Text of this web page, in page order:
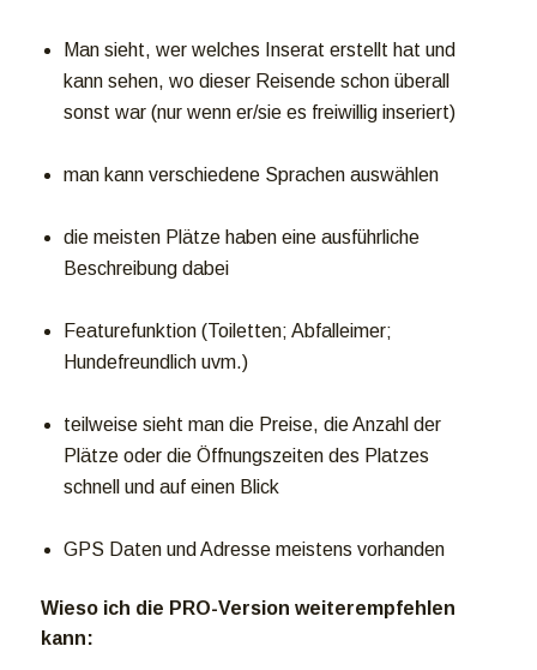
Man sieht, wer welches Inserat erstellt hat und
kann sehen, wo dieser Reisende schon überall
sonst war (nur wenn er/sie es freiwillig inseriert)
man kann verschiedene Sprachen auswählen
die meisten Plätze haben eine ausführliche
Beschreibung dabei
Featurefunktion (Toiletten; Abfalleimer;
Hundefreundlich uvm.)
teilweise sieht man die Preise, die Anzahl der
Plätze oder die Öffnungszeiten des Platzes
schnell und auf einen Blick
GPS Daten und Adresse meistens vorhanden
Wieso ich die PRO-Version weiterempfehlen
kann: